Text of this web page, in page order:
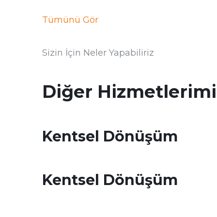
Tümünü Gör
Sizin İçin Neler Yapabiliriz
Diğer
Kentsel Dönüşüm
Kentsel Dönüşüm